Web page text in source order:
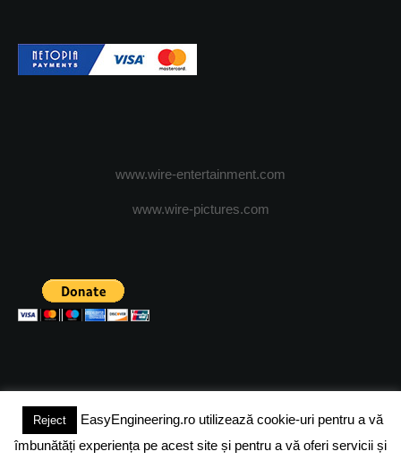
www.wire-entertainment.com
www.wire-pictures.com
(c) 2024 - FineEngineeringMagazine. All rights reserved.
Reject
EasyEngineering.ro utilizează cookie-uri pentru a vă
îmbunătăți experiența pe acest site și pentru a vă oferi servicii și